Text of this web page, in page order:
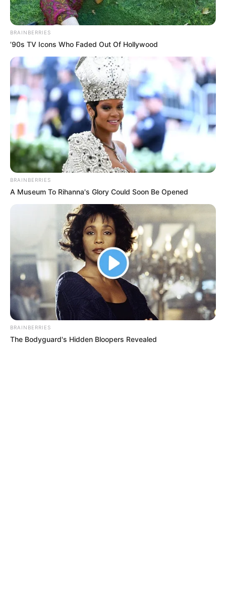
EMERGENCIAS POR LLUVIAS
FUERTES LLUVIAS
VIA AL LLANO
LIGA BETPLAY
METRO DE MEDELLÍN
CORTES DE LUZ
FENÓMENO DEL NIÑO
BRAINBERRIES
’90s TV Icons Who Faded Out Of Hollywood
BRAINBERRIES
A Museum To Rihanna's Glory Could Soon Be Opened
BRAINBERRIES
The Bodyguard's Hidden Bloopers Revealed